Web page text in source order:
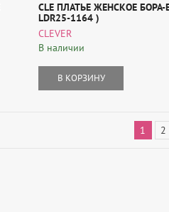
CLE ПЛАТЬЕ ЖЕНСКОЕ БОРА-
LDR25-1164 )
CLEVER
В наличии
В КОРЗИНУ
1 2